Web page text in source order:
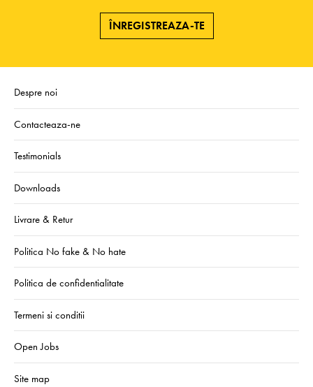
ÎNREGISTREAZA-TE
Despre noi
Contacteaza-ne
Testimonials
Downloads
Livrare & Retur
Politica No fake & No hate
Politica de confidentialitate
Termeni si conditii
Open Jobs
Site map